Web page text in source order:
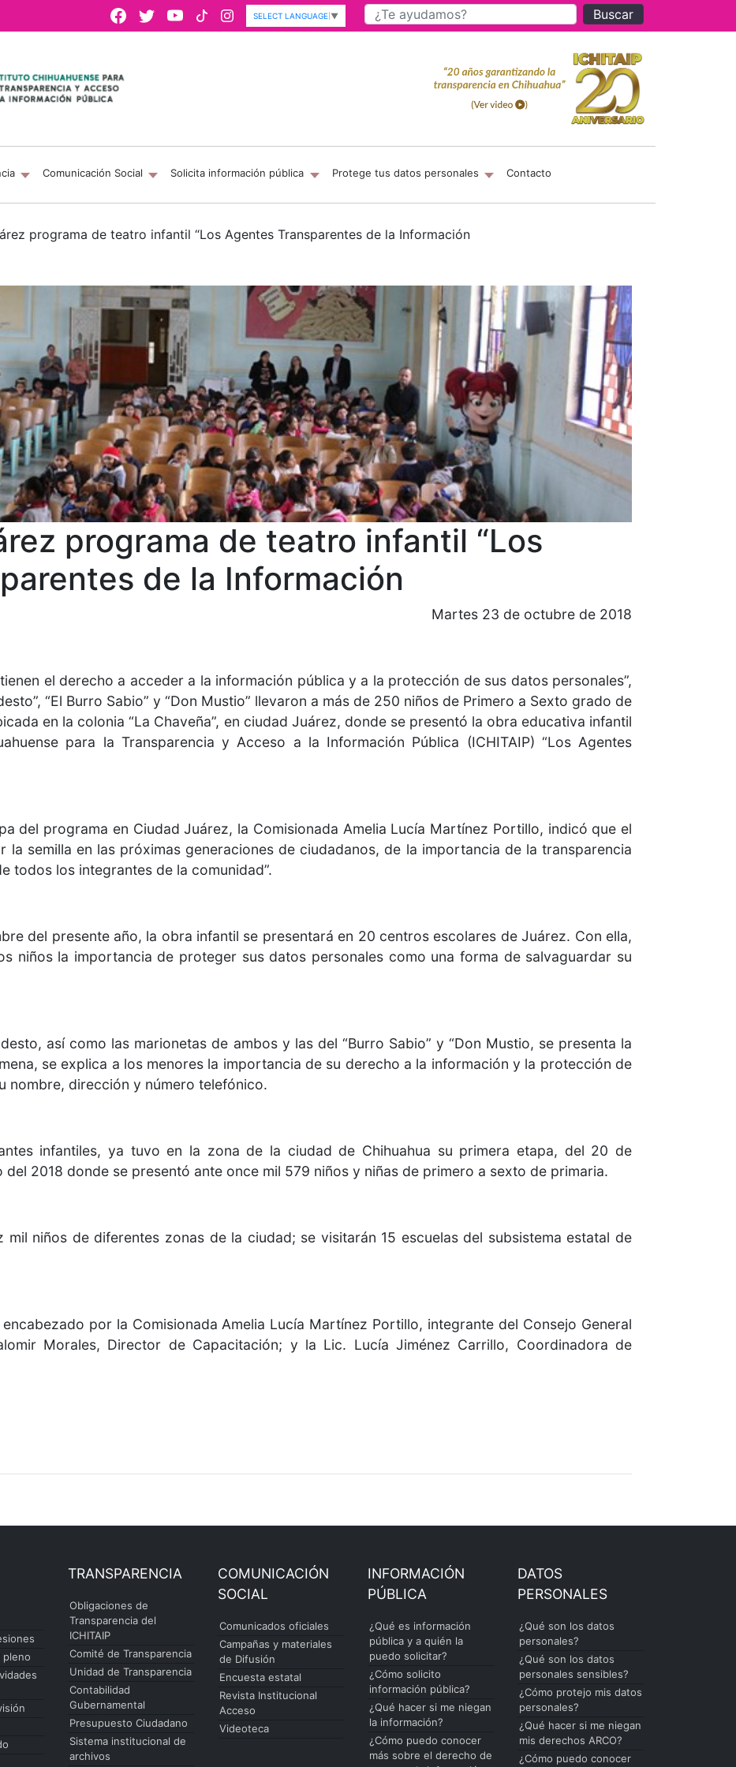
Buscar
SELECT LANGUAGE ▼
Comunicación Social Solicita información pública Protege tus datos personales Contacto
programa de teatro infantil “Los Agentes Transparentes de la Información
programa de teatro infantil “Los
de la Información
Martes 23 de octubre de 2018
el derecho a acceder a la información pública y a la protección de sus datos personales”,
“El Burro Sabio” y “Don Mustio” llevaron a más de 250 niños de Primero a Sexto grado de
en la colonia “La Chaveña”, en ciudad Juárez, donde se presentó la obra educativa infantil
para la Transparencia y Acceso a la Información Pública (ICHITAIP) “Los Agentes
del programa en Ciudad Juárez, la Comisionada Amelia Lucía Martínez Portillo, indicó que el
la semilla en las próximas generaciones de ciudadanos, de la importancia de la transparencia
todos los integrantes de la comunidad”.
del presente año, la obra infantil se presentará en 20 centros escolares de Juárez. Con ella,
niños la importancia de proteger sus datos personales como una forma de salvaguardar su
así como las marionetas de ambos y las del “Burro Sabio” y “Don Mustio, se presenta la
se explica a los menores la importancia de su derecho a la información y la protección de
nombre, dirección y número telefónico.
infantiles, ya tuvo en la zona de la ciudad de Chihuahua su primera etapa, del 20 de
2018 donde se presentó ante once mil 579 niños y niñas de primero a sexto de primaria.
mil niños de diferentes zonas de la ciudad; se visitarán 15 escuelas del subsistema estatal de
por la Comisionada Amelia Lucía Martínez Portillo, integrante del Consejo General
Morales, Director de Capacitación; y la Lic. Lucía Jiménez Carrillo, Coordinadora de
pleno
TRANSPARENCIA
Obligaciones de
Transparencia del
ICHITAIP
Comité de Transparencia
Unidad de Transparencia
Contabilidad
Gubernamental
Presupuesto Ciudadano
Sistema institucional de
archivos
COMUNICACIÓN
SOCIAL
Comunicados oficiales
Campañas y materiales
de Difusión
Encuesta estatal
Revista Institucional
Acceso
Videoteca
INFORMACIÓN
PÚBLICA
¿Qué es información
pública y a quién la
puedo solicitar?
¿Cómo solicito
información pública?
¿Qué hacer si me niegan
la información?
¿Cómo puedo conocer
más sobre el derecho de
DATOS
PERSONALES
¿Qué son los datos
personales?
¿Qué son los datos
personales sensibles?
¿Cómo protejo mis datos
personales?
¿Qué hacer si me niegan
mis derechos ARCO?
¿Cómo puedo conocer